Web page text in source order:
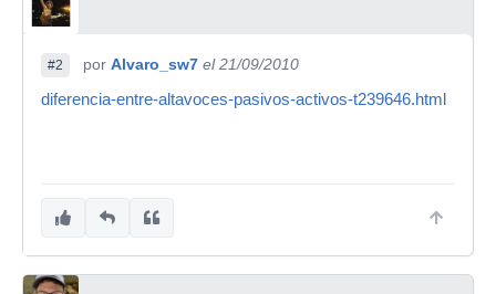
#2 por Alvaro_sw7 el 21/09/2010
diferencia-entre-altavoces-pasivos-activos-t239646.html